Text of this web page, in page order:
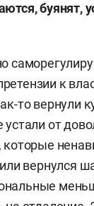
к
то вернули
от
вернулся